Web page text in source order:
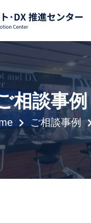
相談事例
ご相談事例